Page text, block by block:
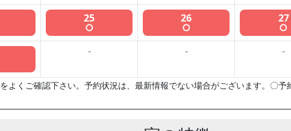
25
○
26
○
27
○
- - -
をよくご確認下さい。予約状況は、最新情報でない場合がございます。〇